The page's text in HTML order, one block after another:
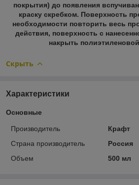
покрытия) до появления
краску скребком. Поверхность
необходимости повторить весь
действия, поверхность с
накрыть
Скрыть
Характеристики
Основные
Производитель
Крафт
Страна производитель
Россия
Объем
500 мл